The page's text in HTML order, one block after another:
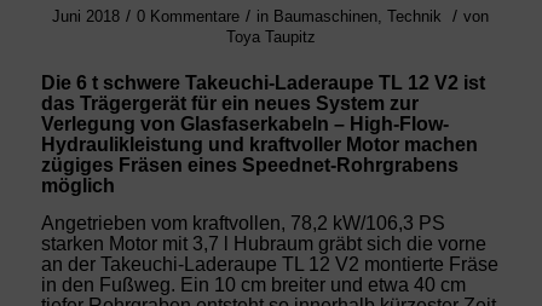
Juni 2018 / 0 Kommentare / in Baumaschinen ,Technik / von
Toya Taupitz
Die 6 t schwere Takeuchi-Laderaupe TL 12 V2 ist
das Trägergerät für ein neues System zur
Verlegung von Glasfaserkabeln – High-Flow-
Hydraulikleistung und kraftvoller Motor machen
zügiges Fräsen eines Speednet-Rohrgrabens
möglich
Angetrieben vom kraftvollen, 78,2 kW/106,3 PS
starken Motor mit 3,7 l Hubraum gräbt sich die vorne
an der Takeuchi-Laderaupe TL 12 V2 montierte Fräse
in den Fußweg. Ein 10 cm breiter und etwa 40 cm